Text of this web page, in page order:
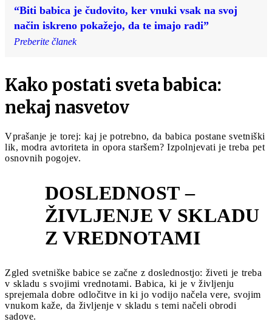
“Biti babica je čudovito, ker vnuki vsak na svoj
način iskreno pokažejo, da te imajo radi”
Preberite članek
Kako postati sveta babica:
nekaj nasvetov
Vprašanje je torej: kaj je potrebno, da babica postane svetniški
lik, modra avtoriteta in opora staršem? Izpolnjevati je treba pet
osnovnih pogojev.
DOSLEDNOST –
ŽIVLJENJE V SKLADU
Z VREDNOTAMI
Zgled svetniške babice se začne z doslednostjo: živeti je treba
v skladu s svojimi vrednotami. Babica, ki je v življenju
sprejemala dobre odločitve in ki jo vodijo načela vere, svojim
vnukom kaže, da življenje v skladu s temi načeli obrodi
sadove.